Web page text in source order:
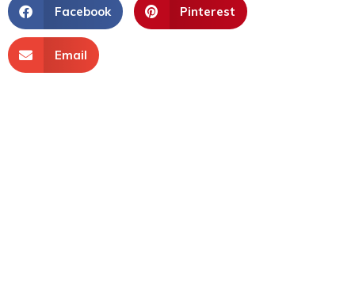
Facebook Pinterest
Email